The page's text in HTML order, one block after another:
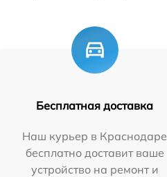
Бесплатная доставка
Наш курьер в Краснодаре
бесплатно доставит ваше
устройство на ремонт и